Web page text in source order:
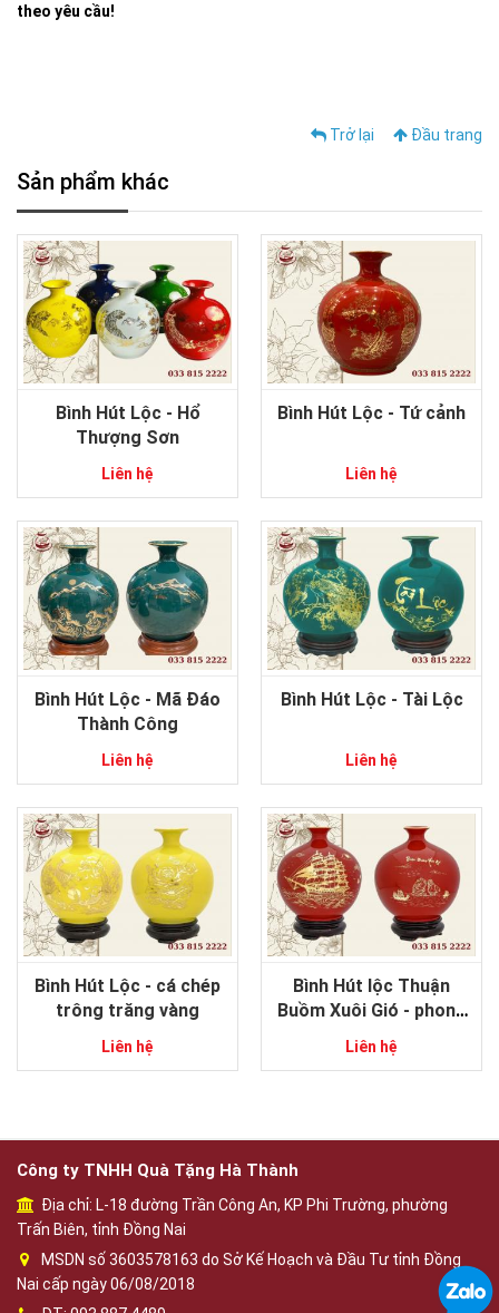
theo yêu cầu!
Trở lại Đầu trang
Sản phẩm khác
Bình Hút Lộc - Hổ
Thượng Sơn
Liên hệ
Bình Hút Lộc - Tứ cảnh
Liên hệ
Bình Hút Lộc - Mã Đáo
Thành Công
Liên hệ
Bình Hút Lộc - Tài Lộc
Liên hệ
Bình Hút Lộc - cá chép
trông trăng vàng
Liên hệ
Bình Hút lộc Thuận
Buồm Xuôi Gió - phong
Liên hệ
Công ty TNHH Quà Tặng Hà Thành
Địa chỉ: L-18 đường Trần Công An, KP Phi Trường, phường
Trấn Biên, tỉnh Đồng Nai
MSDN số 3603578163 do Sở Kế Hoạch và Đầu Tư tỉnh Đồng
Nai cấp ngày 06/08/2018